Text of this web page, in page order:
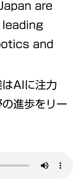
are
leading
and
はAIに注力
進歩をリー